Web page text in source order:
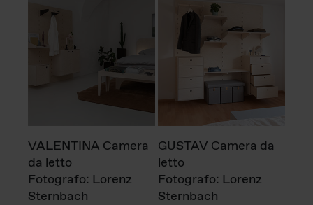
VALENTINA Camera
da letto
Fotografo: Lorenz
Sternbach
GUSTAV Camera da
letto
Fotografo: Lorenz
Sternbach